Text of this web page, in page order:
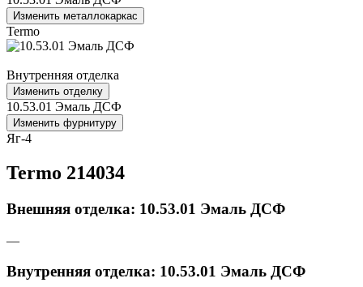
Изменить металлокаркас
Termo
Внутренняя отделка
Изменить отделку
10.53.01 Эмаль ДСФ
Изменить фурнитуру
Яг-4
Termo 214034
Внешняя отделка: 10.53.01 Эмаль ДСФ
—
Внутренняя отделка: 10.53.01 Эмаль ДСФ